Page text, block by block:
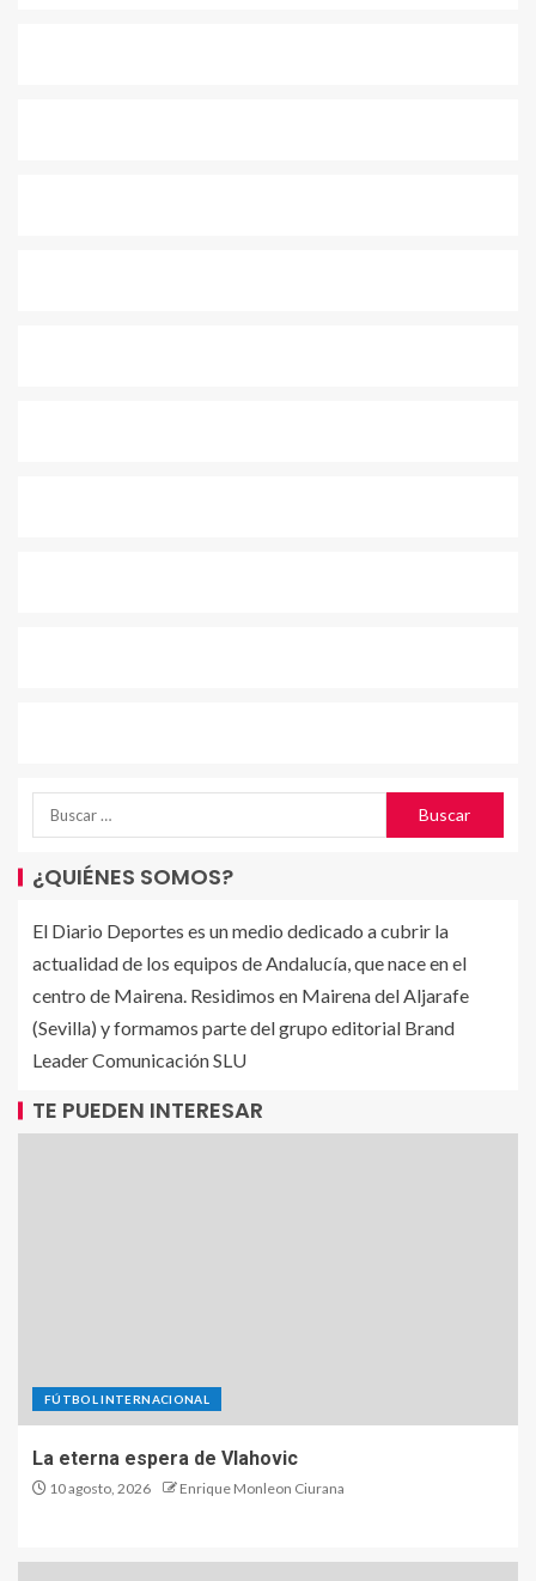
¿QUIÉNES SOMOS?
El Diario Deportes es un medio dedicado a cubrir la
actualidad de los equipos de Andalucía, que nace en el
centro de Mairena. Residimos en Mairena del Aljarafe
(Sevilla) y formamos parte del grupo editorial Brand
Leader Comunicación SLU
TE PUEDEN INTERESAR
FÚTBOL INTERNACIONAL
La eterna espera de Vlahovic
10 agosto, 2026 Enrique Monleon Ciurana